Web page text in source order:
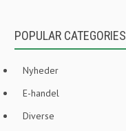
POPULAR CATEGORIES
Nyheder
E-handel
Diverse